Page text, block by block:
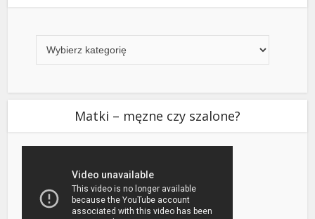
Matki – męzne czy szalone?